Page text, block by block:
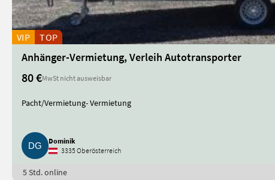
VIP TOP
Anhänger-Vermietung, Verleih Autotransporter
80 €MwSt nicht ausweisbar
Pacht/Vermietung- Vermietung
Dominik
3335 Oberösterreich
5 Std. online